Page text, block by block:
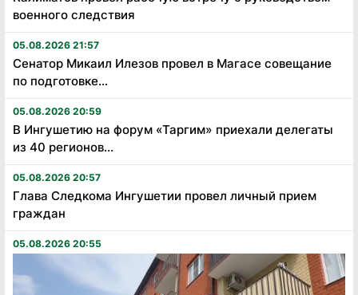
военного следствия
05.08.2026 21:57
Сенатор Микаил Илезов провел в Магасе совещание
по подготовке...
05.08.2026 20:59
В Ингушетию на форум «Таргим» приехали делегаты
из 40 регионов...
05.08.2026 20:57
Глава Следкома Ингушетии провел личный прием
граждан
05.08.2026 20:55